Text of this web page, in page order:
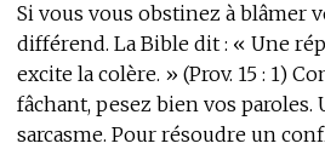
Si vous vous obstinez à blâmer
différend. La Bible dit : « Une
excite la colère. » (Prov. 15 : 1)
fâchant, pesez bien vos
sarcasme. Pour résoudre un